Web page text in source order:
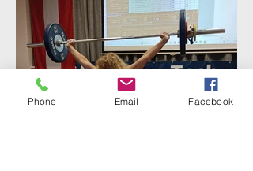
Phone Email Facebook